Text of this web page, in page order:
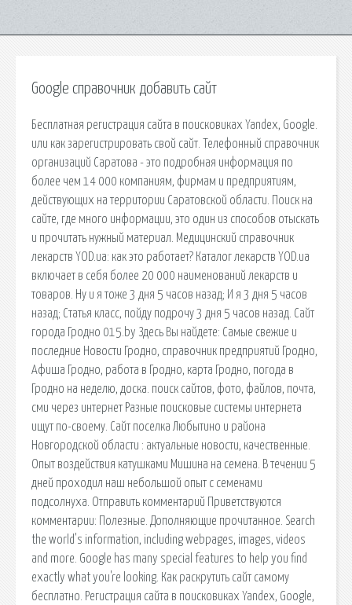
Google справочник добавить сайт
Бесплатная регистрация сайта в поисковиках Yandex, Google.
или как зарегистрировать свой сайт. Телефонный справочник
организаций Саратова - это подробная информация по
более чем 14 000 компаниям, фирмам и предприятиям,
действующих на территории Саратовской области. Поиск на
сайте, где много информации, это один из способов отыскать
и прочитать нужный материал. Медицинский справочник
лекарств YOD.ua: как это работает? Каталог лекарств YOD.ua
включает в себя более 20 000 наименований лекарств и
товаров. Ну и я тоже 3 дня 5 часов назад; И я 3 дня 5 часов
назад; Статья класс, пойду подрочу 3 дня 5 часов назад. Сайт
города Гродно 015.by Здесь Вы найдете: Самые свежие и
последние Новости Гродно, справочник предприятий Гродно,
Афиша Гродно, работа в Гродно, карта Гродно, погода в
Гродно на неделю, доска. поиск сайтов, фото, файлов, почта,
сми через интернет Разные поисковые системы интернета
ищут по-своему. Сайт поселка Любытино и района
Новгородской области : актуальные новости, качественные.
Опыт воздействия катушками Мишина на семена. В течении 5
дней проходил наш небольшой опыт с семенами
подсолнуха. Отправить комментарий Приветствуются
комментарии: Полезные. Дополняющие прочитанное. Search
the world's information, including webpages, images, videos
and more. Google has many special features to help you find
exactly what you're looking. Как раскрутить сайт самому
бесплатно. Регистрация сайта в поисковиках Yandex, Google,